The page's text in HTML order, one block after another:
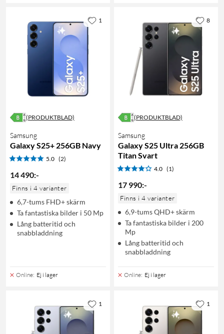
(PRODUKTBLAD)
Samsung
Galaxy S25+ 256GB Navy
5.0 (2)
14 490:-
Finns i 4 varianter
6,7-tums FHD+ skärm
Ta fantastiska bilder i 50 Mp
Lång batteritid och
snabbladdning
Online: Ej i lager
1
(PRODUKTBLAD)
Samsung
Galaxy S25 Ultra 256GB
Titan Svart
4.0 (1)
17 990:-
Finns i 4 varianter
6,9-tums QHD+ skärm
Ta fantastiska bilder i 200
Mp
Lång batteritid och
snabbladdning
Online: Ej i lager
8
1 1